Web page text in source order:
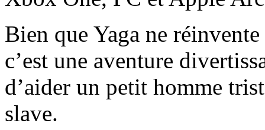
Bien que Yaga ne
c’est une aventure
d’aider un petit homme
slave.